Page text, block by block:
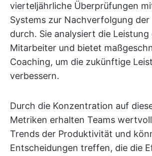
vierteljährliche Überprüfungen
Systems zur Nachverfolgung
durch. Sie analysiert die Leistung
Mitarbeiter und bietet
Coaching, um die zukünftige
verbessern.
Durch die Konzentration auf
Metriken erhalten Teams
Trends der Produktivität und
Entscheidungen treffen, die die